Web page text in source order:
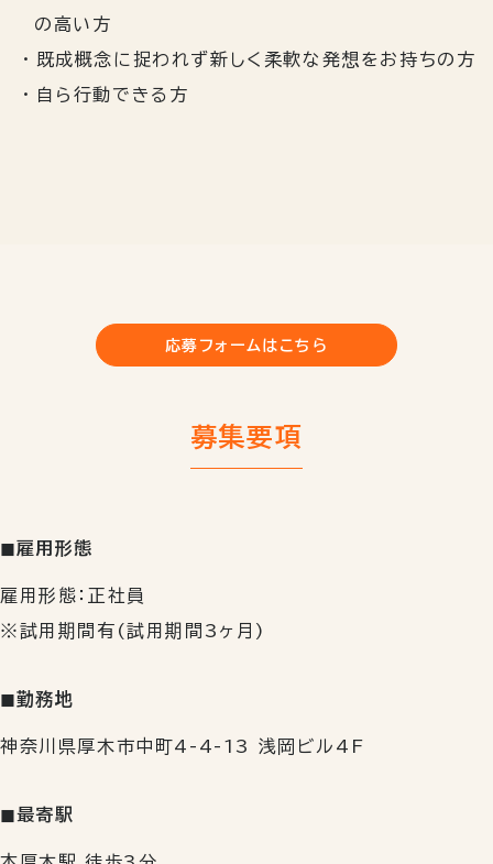
の高い方
既成概念に捉われず新しく柔軟な発想をお持ちの方
自ら行動できる方
応募フォームはこちら
募集要項
◼︎雇用形態
雇用形態：正社員
※試用期間有(試用期間3ヶ月)
◼︎勤務地
神奈川県厚木市中町4-4-13 浅岡ビル4F
◼︎最寄駅